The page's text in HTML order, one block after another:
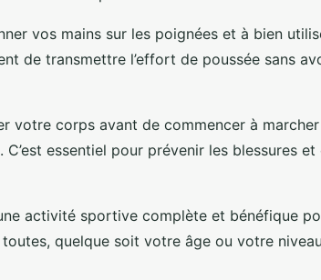
vos mains sur les poignées et à bien
de transmettre l’effort de poussée sans
votre corps avant de commencer à
essentiel pour prévenir les blessures
activité sportive complète et bénéfique
quelque soit votre âge ou votre